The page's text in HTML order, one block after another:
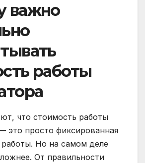
важно
работы
что стоимость работы
это просто фиксированная
работы. Но на самом деле
От правильности